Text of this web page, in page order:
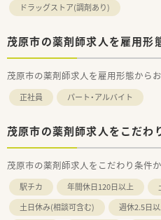
ドラッグストア(調剤あり)
茂原市の薬剤師求人を雇用形
茂原市の薬剤師求人を雇用形態から
正社員 パート・アルバイト
茂原市の薬剤師求人をこだわ
茂原市の薬剤師求人をこだわり条件
駅チカ 年間休日120日以上
土日休み(相談可含む)
週休2.5日